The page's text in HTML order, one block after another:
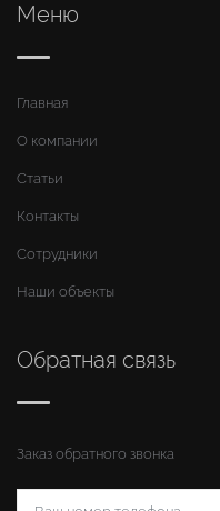
Меню
Главная
О компании
Статьи
Контакты
Сотрудники
Наши объекты
Обратная связь
Заказ обратного звонка